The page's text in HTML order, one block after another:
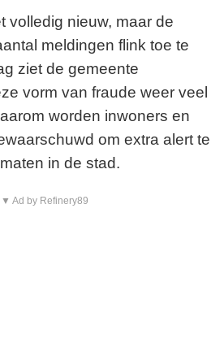
volledig nieuw, maar de
meldingen flink toe te
ziet de gemeente
vorm van fraude weer veel
worden inwoners en
om extra alert te
in de stad.
▼ Ad by Refinery89